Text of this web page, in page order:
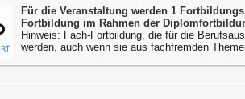
Für die Veranstaltung werden 1
Fortbildung im Rahmen der
Hinweis: Fach-Fortbildung, die für die
werden, auch wenn sie aus fachfremden